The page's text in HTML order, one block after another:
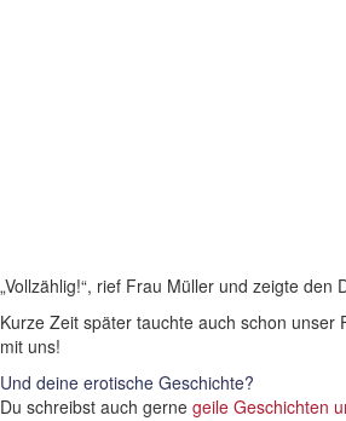
„Vollzählig!“, rief Frau Müller und zeigte den
Kurze Zeit später tauchte auch schon
mit uns!
Und deine erotische Geschichte?
Du schreibst auch gerne geile Geschichten